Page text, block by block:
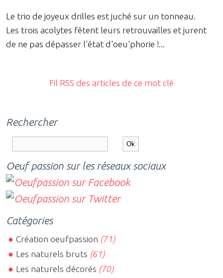
Le trio de joyeux drilles est juché sur un tonneau.
Les trois acolytes fêtent leurs retrouvailles et jurent
de ne pas dépasser l'état d'oeu'phorie !...
Fil RSS des articles de ce mot clé
Rechercher
Oeuf passion sur les réseaux sociaux
Catégories
Création oeufpassion (71)
Les naturels bruts (61)
Les naturels décorés (70)